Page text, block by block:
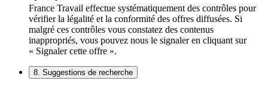
France Travail effectue systématiquement des contrôles pour
vérifier la légalité et la conformité des offres diffusées. Si
malgré ces contrôles vous constatez des contenus
inappropriés, vous pouvez nous le signaler en cliquant sur
« Signaler cette offre ».
8. Suggestions de recherche